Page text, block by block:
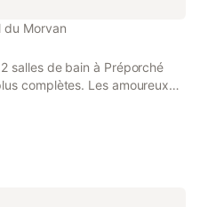
du Morvan
salles de bain à Préporché
complètes. Les amoureux
ravis de loger à cinq minutes
: Parc naturel régional du
balade de cinq minutes